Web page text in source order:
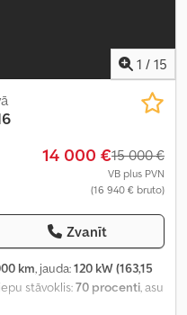
1 / 15
14 000 €15 000 €
VB plus PVN
(16 940 € bruto)
Zvanīt
km, jauda:120 kW (163,15
stāvoklis:70 procenti, asu